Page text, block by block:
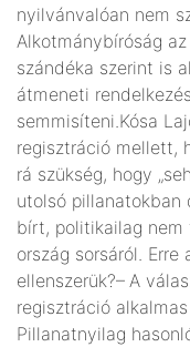
nyilvánvalóan nem
Alkotmánybíróság
szándéka szerint is
átmeneti
semmisíteni.Kósa
regisztráció mellett,
rá szükség, hogy
utolsó pillanatokban
bírt, politikailag nem
ország sorsáról.
ellenszerük?– A
regisztráció
Pillanatnyilag